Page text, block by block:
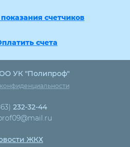
счетчиков
счета
УК "Полипроф"
232-32-44
ЖКХ